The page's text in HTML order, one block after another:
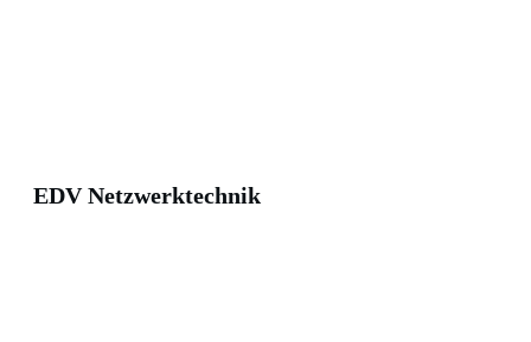
EDV Netzwerktechnik